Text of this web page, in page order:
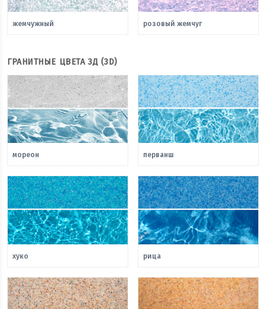
жемчужный розовый жемчуг
ГРАНИТНЫЕ ЦВЕТА 3Д (3D)
мореон перванш
хуко рица